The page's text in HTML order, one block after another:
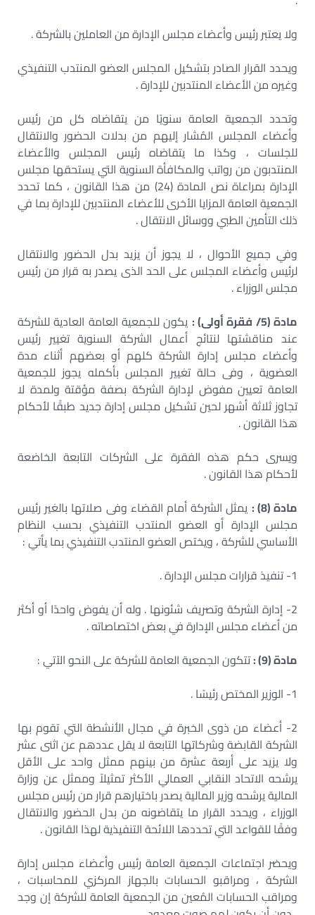
ولا يعتبر رئيس وأعضاء مجلس الإدارة من العاملين بالشركة .
ويحدد القرار الصادر بتشكيل المجلس العضو المنتدب التنفيذي
وغيره من الأعضاء المنتدبين للإدارة .
وتحدد الجمعية العامة سنويًا من يتقاضاه كل من رئيس
وأعضاء المجلس المُشار إليهم من بدلات الحضور والانتقال
للجلسات ، وكذا ما يتقاضاه رئيس المجلس والأعضاء
المنتدبون من رواتب والمكافأة السنوية التي يستحقها مجلس
الإدارة بمراعاة نص المادة (24) من هذا القانون ، كما تحدد
الجمعية العامة المزايا الأخرى للأعضاء المنتدبين للإدارة بما في
ذلك التأمين الطبي ووسائل الانتقال .
وفي جميع الأحوال ، لا يجوز أن يزيد بدل الحضور والانتقال
لرئيس وأعضاء المجلس على الحد الذى يصدر به قرار من رئيس
مجلس الوزراء .
مادة (5/ فقرة أولى) :
يكون للجمعية العامة العادية للشركة
عند مناقشتها لنتائج أعمال الشركة السنوية تغيير رئيس
وأعضاء مجلس إدارة الشركة كلهم أو بعضهم أثناء مدة
العضوية ، وفى حالة تغيير المجلس بأكمله يجوز للجمعية
العامة تعيين مفوض لإدارة الشركة بصفة مؤقتة ولمدة لا
تجاوز ثلاثة أشهر لحين تشكيل مجلس إدارة جديد طبقًا لأحكام
هذا القانون .
ويسرى حكم هذه الفقرة على الشركات التابعة الخاضعة
لأحكام هذا القانون .
مادة (8) :
يمثل الشركة أمام القضاء وفى صلاتها بالغير رئيس
مجلس الإدارة أو العضو المنتدب التنفيذي بحسب النظام
الأساسي للشركة ، ويختص العضو المنتدب التنفيذي بما يأتي :
1- تنفيذ قرارات مجلس الإدارة .
2- إدارة الشركة وتصريف شئونها . وله أن يفوض واحدًا أو أكثر
من أعضاء مجلس الإدارة في بعض اختصاصاته .
مادة (9) :
تتكون الجمعية العامة للشركة على النحو الآتي :
1- الوزير المختص رئيسًا .
2- أعضاء من ذوى الخبرة في مجال الأنشطة التي تقوم بها
الشركة القابضة وشركاتها التابعة لا يقل عددهم عن اثنى عشر
ولا يزيد على أربعة عشرة من بينهم ممثل واحد على الأقل
يرشحه الاتحاد النقابي العمالي الأكثر تمثيلاً وممثل عن وزارة
المالية يرشحه وزير المالية يصدر باختيارهم قرار من رئيس مجلس
الوزراء ، ويحدد القرار ما يتقاضونه من بدل الحضور والانتقال
وفقًا للقواعد التي تحددها اللائحة التنفيذية لهذا القانون .
ويحضر اجتماعات الجمعية العامة رئيس وأعضاء مجلس إدارة
الشركة ، ومراقبو الحسابات بالجهاز المركزي للمحاسبات ،
ومراقب الحسابات المُعين من الجمعية العامة للشركة إن وجد